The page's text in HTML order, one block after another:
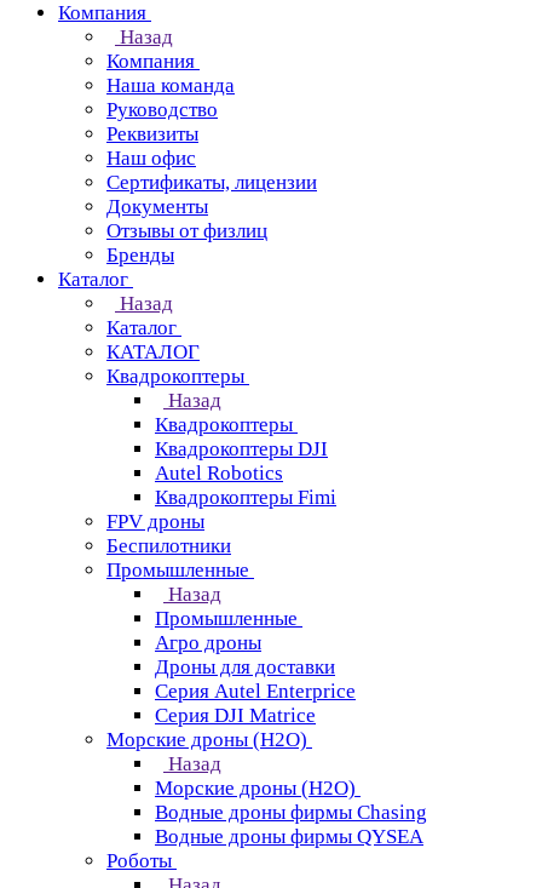
Компания
Назад
Компания
Наша команда
Руководство
Реквизиты
Наш офис
Сертификаты, лицензии
Документы
Отзывы от физлиц
Бренды
Каталог
Назад
Каталог
КАТАЛОГ
Квадрокоптеры
Назад
Квадрокоптеры
Квадрокоптеры DJI
Autel Robotics
Квадрокоптеры Fimi
FPV дроны
Беспилотники
Промышленные
Назад
Промышленные
Агро дроны
Дроны для доставки
Серия Autel Enterprice
Серия DJI Matrice
Морские дроны (H2O)
Назад
Морские дроны (H2O)
Водные дроны фирмы Chasing
Водные дроны фирмы QYSEA
Роботы